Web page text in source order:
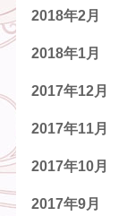
2018年2月
2018年1月
2017年12月
2017年11月
2017年10月
2017年9月